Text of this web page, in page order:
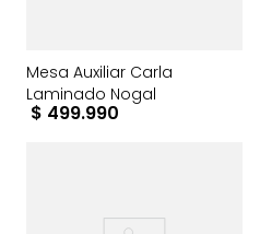
Mesa Auxiliar Carla
Laminado Nogal
$ 499.990